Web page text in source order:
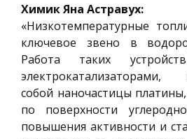
Химик Яна Астравух:
«Низкотемпературные
ключевое звено в
Работа таких устройств
электрокатализаторами,
собой наночастицы
по поверхности
повышения активности и